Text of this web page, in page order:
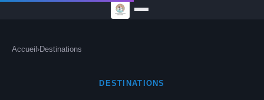
Accueil ›Destinations
DESTINATIONS